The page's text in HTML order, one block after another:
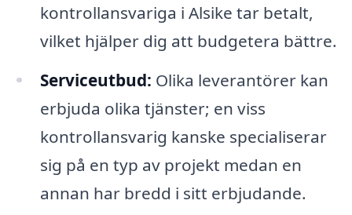
kontrollansvariga i Alsike tar betalt,
vilket hjälper dig att budgetera bättre.
Serviceutbud: Olika leverantörer kan
erbjuda olika tjänster; en viss
kontrollansvarig kanske specialiserar
sig på en typ av projekt medan en
annan har bredd i sitt erbjudande.